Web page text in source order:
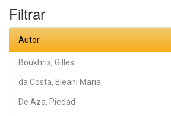
Filtrar
Autor
Boukhris, Gilles
da Costa, Eleani Maria
De Aza, Piedad